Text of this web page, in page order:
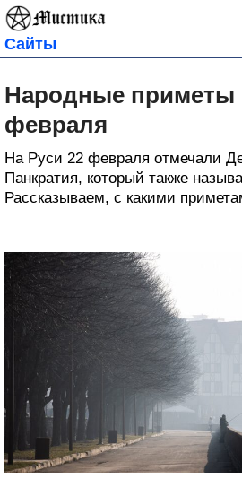
Сайты
Народные приметы
февраля
На Руси 22 февраля отмечали
Панкратия, который также
Рассказываем, с какими